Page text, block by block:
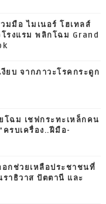
วมมือ ไมเนอร์ โฮเทลส์
รงแรม พลิกโฉม Grand
ยบ จากภาวะโรคกระดูก
โฉม เชฟกระทะเหล็กคน
รบเครื่อง..ฝีมือ-
กช่วยเหลือประชาชนที่
าธิวาส ปัตตานี และ